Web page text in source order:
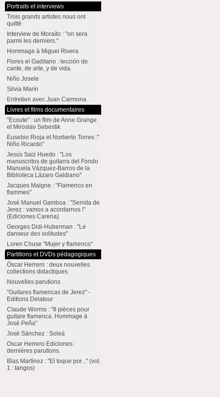
Portraits et interviews
Trois grands artistes nous ont
quitté
Interview de Moraíto : "on sera
parmi les derniers."
Hommage à Miguel Rivera
Flores el Gaditano : lección de
cante, de arte, y de vida.
Niño Josele
Silvia Marín
Entretien avec Juan Carmona
Livres et films documentaires
"Ecoute" : un film de Anne Grange
et Miroslav Sebestik
Eusebio Rioja et Norberto Torres :"
Niño Ricardo"
Jesús Saiz Huedo : "Los
manuscritos de guitarra del Fondo
Manuela Vázquez-Barros de la
Biblioteca Lázaro Galdiano"
Jacques Maigne : "Flamenco en
flammes"
José Manuel Gamboa : "Sernita de
Jerez : vamos a acordarnos !"
(Ediciones Carena)
Georges Didi-Huberman : "Le
danseur des solitudes"
Loren Chuse "Mujer y flamenco"
Partitions et DVDs pédagogiques
Óscar Herrero : deux nouvelles
collections didactiques
Nouvelles parutions
"Guitares flamencas de Jerez" -
Editions Delatour
Claude Worms : "8 pièces pour
guitare flamenca. Hommage à
José Peña"
José Sánchez : Soleá
Oscar Herrero Ediciones :
dernières parutions.
Blas Martínez : "El toque por..." (vol.
1 : tangos)